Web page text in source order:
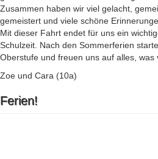
Zusammen haben wir viel gelacht,
gemeistert und viele schöne
Mit dieser Fahrt endet für uns ein
Schulzeit. Nach den Sommerferien
Oberstufe und freuen uns auf alles, was
Zoe und Cara (10a)
Ferien!